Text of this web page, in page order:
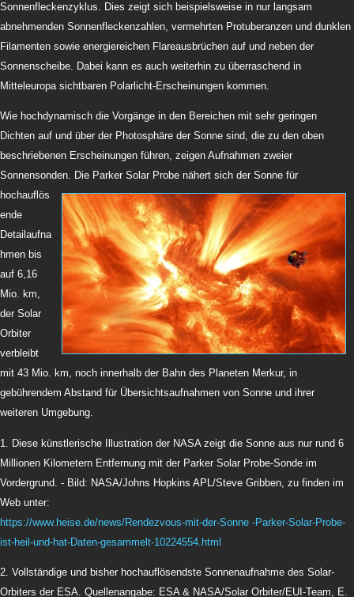
Sonnenfleckenzyklus. Dies zeigt sich beispielsweise in nur langsam
abnehmenden Sonnenfleckenzahlen, vermehrten Protuberanzen und dunklen
Filamenten sowie energiereichen Flareausbrüchen auf und neben der
Sonnenscheibe. Dabei kann es auch weiterhin zu überraschend in
Mitteleuropa sichtbaren Polarlicht-Erscheinungen kommen.
Wie hochdynamisch die Vorgänge in den Bereichen mit sehr geringen
Dichten auf und über der Photosphäre der Sonne sind, die zu den oben
beschriebenen Erscheinungen führen, zeigen Aufnahmen zweier
Sonnensonden. Die Parker Solar Probe nähert sich der Sonne für
hochauflös
ende
Detailaufna
hmen bis
auf 6,16
Mio. km,
der Solar
Orbiter
verbleibt
mit 43 Mio. km, noch innerhalb der Bahn des Planeten Merkur, in
gebührendem Abstand für Übersichtsaufnahmen von Sonne und ihrer
weiteren Umgebung.
1. Diese künstlerische Illustration der NASA zeigt die Sonne aus nur rund 6
Millionen Kilometern Entfernung mit der Parker Solar Probe-Sonde im
Vordergrund. - Bild: NASA/Johns Hopkins APL/Steve Gribben, zu finden im
Web unter:
https://www.heise.de/news/Rendezvous-mit-der-Sonne -Parker-Solar-Probe-
ist-heil-und-hat-Daten-gesammelt-10224554.html
2. Vollständige und bisher hochauflösendste Sonnenaufnahme des Solar-
Orbiters der ESA. Quellenangabe: ESA & NASA/Solar Orbiter/EUI-Team, E.